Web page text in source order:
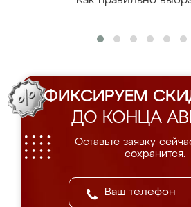
ФИКСИРУЕМ
ДО КОНЦА
Оставьте заявку
сохранится.